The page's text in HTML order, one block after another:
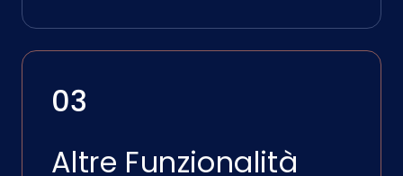
03
Altre Funzionalità